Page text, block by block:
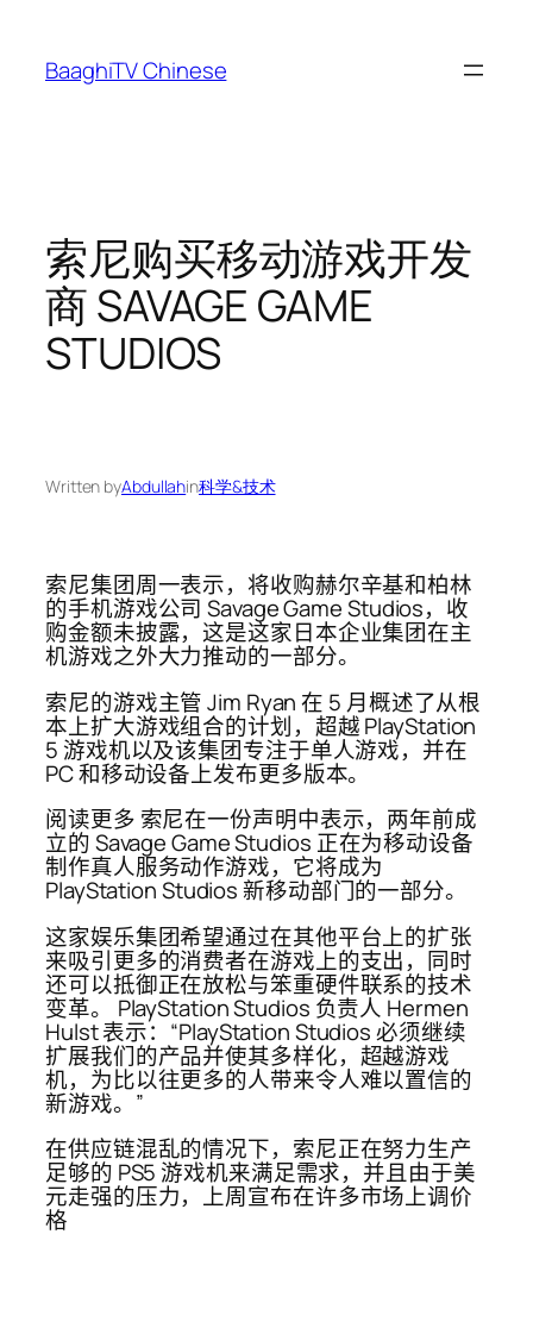
content
BaaghiTV Chinese
索尼购买移动游戏开发
商 SAVAGE GAME
STUDIOS
Written byAbdullahin科学&技术
索尼集团周一表示，将收购赫尔辛基和柏林
的手机游戏公司 Savage Game Studios，收
购金额未披露，这是这家日本企业集团在主
机游戏之外大力推动的一部分。
索尼的游戏主管 Jim Ryan 在 5 月概述了从根
本上扩大游戏组合的计划，超越 PlayStation
5 游戏机以及该集团专注于单人游戏，并在
PC 和移动设备上发布更多版本。
阅读更多 索尼在一份声明中表示，两年前成
立的 Savage Game Studios 正在为移动设备
制作真人服务动作游戏，它将成为
PlayStation Studios 新移动部门的一部分。
这家娱乐集团希望通过在其他平台上的扩张
来吸引更多的消费者在游戏上的支出，同时
还可以抵御正在放松与笨重硬件联系的技术
变革。 PlayStation Studios 负责人 Hermen
Hulst 表示：“PlayStation Studios 必须继续
扩展我们的产品并使其多样化，超越游戏
机，为比以往更多的人带来令人难以置信的
新游戏。”
在供应链混乱的情况下，索尼正在努力生产
足够的 PS5 游戏机来满足需求，并且由于美
元走强的压力，上周宣布在许多市场上调价
格